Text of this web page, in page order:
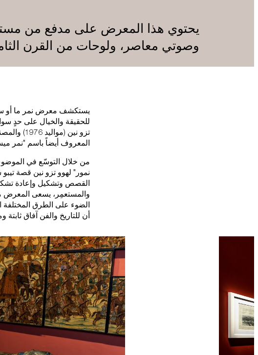
يحتوي هذا المعرض على مدفع من
وصوتي معاصر، ولوحات من القرن
يستكشف معرض نمر ما أو
للحقيقة والخيال على حدٍ
تزو نين
المعروف أيضاً باسم "نمر
من خلال التوسّع في
نمور" لهوو تزو نين قصة
القصص وتشكيل وإعادة
والمستعمِر، يسعى المعرض
الضوء على الطرق
أن للتاريخ والفن آفاق